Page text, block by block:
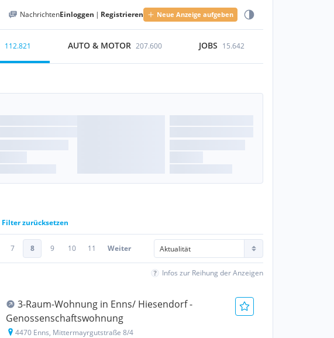
NachrichtenEinloggen | Registrieren Neue Anzeige aufgeben
112.821 AUTO & MOTOR 207.600 JOBS 15.642
Filter zurücksetzen
7 8 9 10 11 Weiter
Infos zur Reihung der Anzeigen
3-Raum-Wohnung in Enns/ Hiesendorf -
Genossenschaftswohnung
4470 Enns, Mittermayrgutstraße 8/4